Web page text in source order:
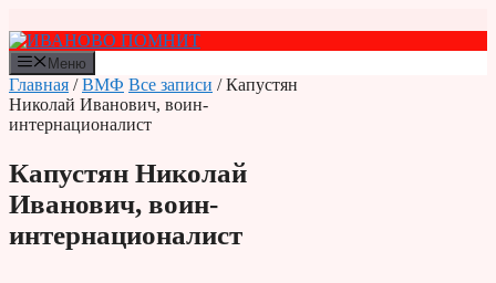
к
содержимому
Меню
Главная /ВМФ Все записи / Капустян
Николай Иванович, воин-
интернационалист
Капустян Николай
Иванович, воин-
интернационалист